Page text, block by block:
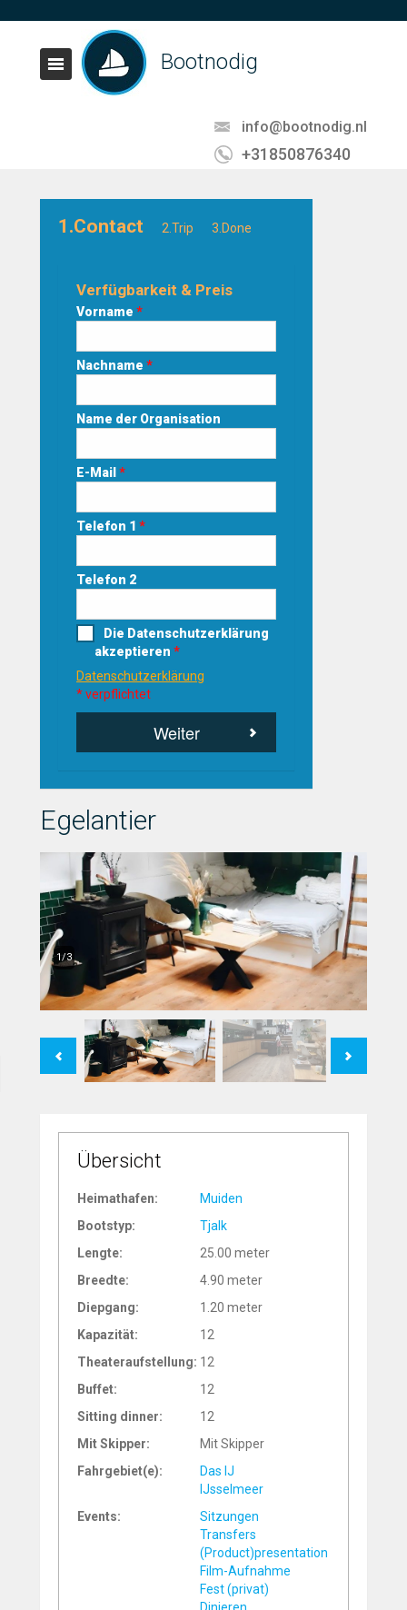
Bootnodig
info@bootnodig.nl
+31850876340
1.Contact 2.Trip 3.Done
Verfügbarkeit & Preis
Vorname *
Nachname *
Name der Organisation
E-Mail *
Telefon 1 *
Telefon 2
Die Datenschutzerklärung
akzeptieren *
Datenschutzerklärung
* verpflichtet
Weiter
Egelantier
1/3
Übersicht
Heimathafen:
Muiden
Bootstyp:
Tjalk
Lengte:
25.00 meter
Breedte:
4.90 meter
Diepgang:
1.20 meter
Kapazität:
12
Theateraufstellung: 12
Buffet:
12
Sitting dinner:
12
Mit Skipper:
Mit Skipper
Fahrgebiet(e):
Das IJ
IJsselmeer
Events:
Sitzungen
Transfers
(Product)presentation
Film-Aufnahme
Fest (privat)
Dinieren